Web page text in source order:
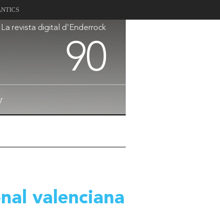
La revista digital d'Enderrock
90
valenciana